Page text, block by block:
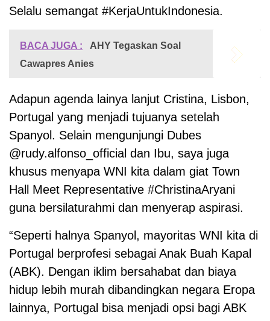
Selalu semangat #KerjaUntukIndonesia.
BACA JUGA :
AHY Tegaskan Soal
Cawapres Anies
Adapun agenda lainya lanjut Cristina, Lisbon,
Portugal yang menjadi tujuanya setelah
Spanyol. Selain mengunjungi Dubes
@rudy.alfonso_official dan Ibu, saya juga
khusus menyapa WNI kita dalam giat Town
Hall Meet Representative #ChristinaAryani
guna bersilaturahmi dan menyerap aspirasi.
“Seperti halnya Spanyol, mayoritas WNI kita di
Portugal berprofesi sebagai Anak Buah Kapal
(ABK). Dengan iklim bersahabat dan biaya
hidup lebih murah dibandingkan negara Eropa
lainnya, Portugal bisa menjadi opsi bagi ABK